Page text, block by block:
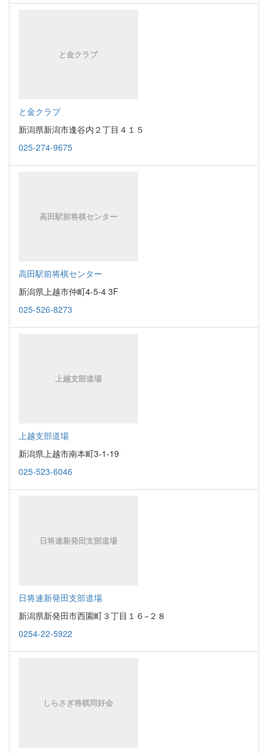
と金クラブ
新潟県新潟市逢谷内２丁目４１５
025-274-9675
高田駅前将棋センター
新潟県上越市仲町4-5-4 3F
025-526-8273
上越支部道場
新潟県上越市南本町3-1-19
025-523-6046
日将連新発田支部道場
新潟県新発田市西園町３丁目１６−２８
0254-22-5922